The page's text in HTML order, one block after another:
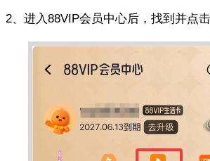
2、进入88VIP会员中心后，找到并点